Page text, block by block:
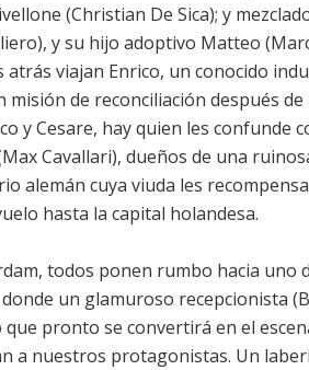
(Christian De Sica); y
y su hijo adoptivo Matteo
atrás viajan Enrico, un conocido
misión de reconciliación después
y Cesare, hay quien les confunde
Cavallari), dueños de una
alemán cuya viuda les
hasta la capital holandesa.
todos ponen rumbo hacia uno
un glamuroso recepcionista
pronto se convertirá en el
a nuestros protagonistas. Un